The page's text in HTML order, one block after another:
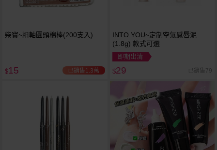
柴寶~粗軸圓頭棉棒(200支入)
$15 已銷售1.3萬
INTO YOU~定制空氣感唇泥
(1.8g) 款式可選
即期出清
$29 已銷售79